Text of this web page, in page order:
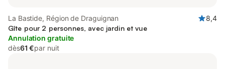
La Bastide, Région de Draguignan
8,4
Gîte pour 2 personnes, avec jardin et vue
Annulation gratuite
dès61 €par nuit